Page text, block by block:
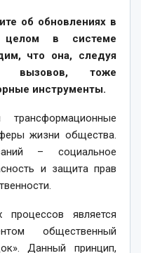
об обновлениях в
в сис­теме
что она, следуя
вызовов, тоже
инструменты.
жизни общества.
– социальное
и защита прав
процессов является
общественный
Данный принцип,